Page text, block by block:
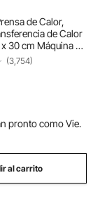
de Calor,
de Calor
30 cm Máquina de
con Pantalla
Negro para
camisetas tazas
(3,754)
pronto como Vie.
al carrito